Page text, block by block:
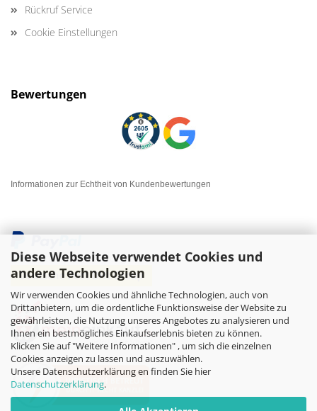
Diese Webseite verwendet Cookies und
andere Technologien
Wir verwenden Cookies und ähnliche Technologien, auch von
Drittanbietern, um die ordentliche Funktionsweise der Website zu
gewährleisten, die Nutzung unseres Angebotes zu analysieren und
Ihnen ein bestmögliches Einkaufserlebnis bieten zu können.
Klicken Sie auf "Weitere Informationen" , um sich die einzelnen
Cookies anzeigen zu lassen und auszuwählen.
Unsere Datenschutzerklärung en finden Sie hier
Datenschutzerklärung.
Rückruf Service
Cookie Einstellungen
Bewertungen
Informationen zur Echtheit von Kundenbewertungen